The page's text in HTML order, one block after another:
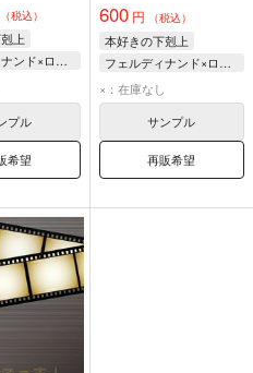
（税込）
上
フェルディナンド×ローゼマイン
ンド
プル
希望
600円 （税込）
本好きの下剋上
フェルディナンド×ローゼマイン
ローゼマイン
フェルディナンド
×：在庫なし
サンプル
再販希望